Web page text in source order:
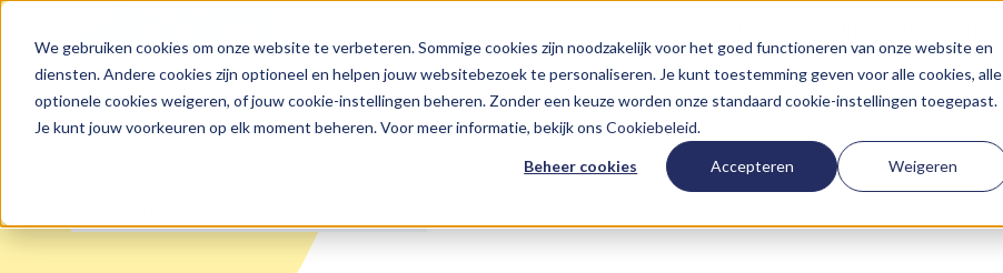
We gebruiken cookies om onze website te verbeteren. Sommige cookies zijn noodzakelijk voor het goed functioneren van onze website en
diensten. Andere cookies zijn optioneel en helpen jouw websitebezoek te personaliseren. Je kunt toestemming geven voor alle cookies, alle
optionele cookies weigeren, of jouw cookie-instellingen beheren. Zonder een keuze worden onze standaard cookie-instellingen toegepast.
Je kunt jouw voorkeuren op elk moment beheren. Voor meer informatie, bekijk ons Cookiebeleid.
Beheer cookies Accepteren Weigeren
Zoeken